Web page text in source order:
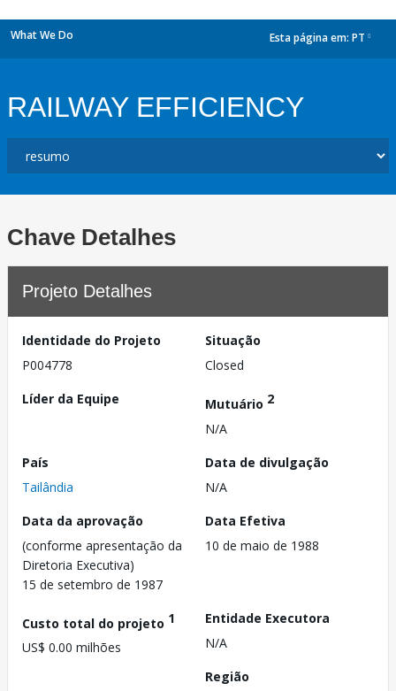
What We Do Esta página em: PT
RAILWAY EFFICIENCY
Chave Detalhes
Projeto Detalhes
Identidade do Projeto
P004778
Situação
Closed
Líder da Equipe
Mutuário 2
N/A
País
Tailândia
Data de divulgação
N/A
Data da aprovação
(conforme apresentação da
Diretoria Executiva)
15 de setembro de 1987
Data Efetiva
10 de maio de 1988
Custo total do projeto 1
US$ 0.00 milhões
Entidade Executora
N/A
Região